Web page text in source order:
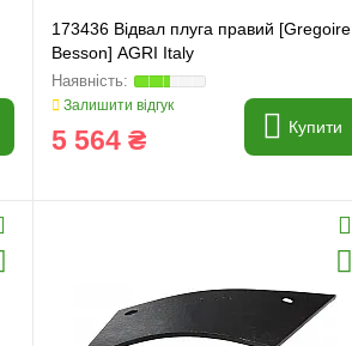
173436 Відвал плуга правий [Gregoire
Besson] AGRI Italy
Залишити відгук
5 564 ₴ Купити